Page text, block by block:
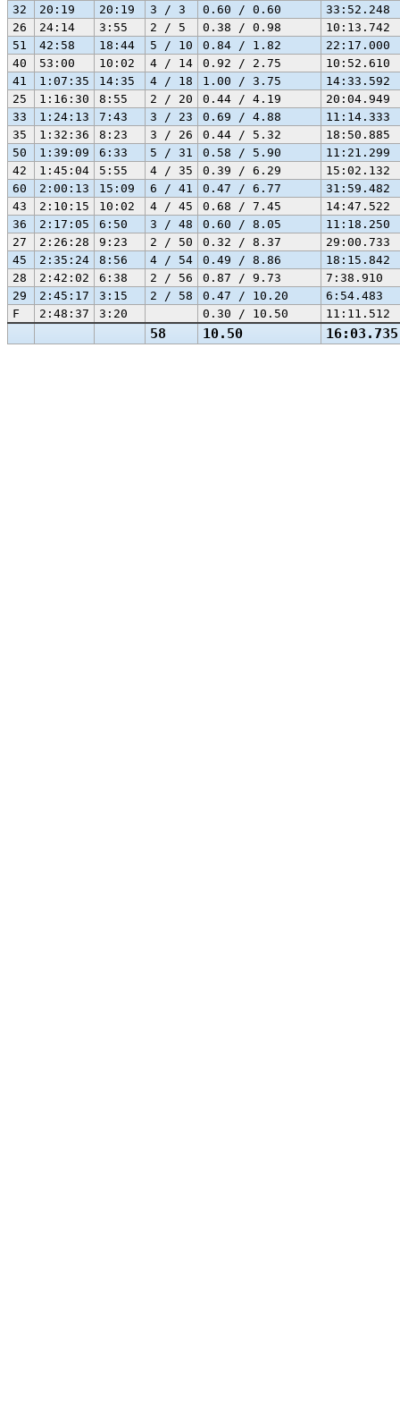
58 10.50 16:03.735
32
20:19 20:19 3 / 3 0.60 / 0.60
33:52.248
26
24:14 3:55 2 / 5 0.38 / 0.98
10:13.742
51
42:58 18:44 5 / 10 0.84 / 1.82
22:17.000
40
53:00 10:02 4 / 14 0.92 / 2.75
10:52.610
41
1:07:35 14:35 4 / 18 1.00 / 3.75
14:33.592
25
1:16:30 8:55 2 / 20 0.44 / 4.19
20:04.949
33
1:24:13 7:43 3 / 23 0.69 / 4.88
11:14.333
35
1:32:36 8:23 3 / 26 0.44 / 5.32
18:50.885
50
1:39:09 6:33 5 / 31 0.58 / 5.90
11:21.299
42
1:45:04 5:55 4 / 35 0.39 / 6.29
15:02.132
60
2:00:13 15:09 6 / 41 0.47 / 6.77
31:59.482
43
2:10:15 10:02 4 / 45 0.68 / 7.45
14:47.522
36
2:17:05 6:50 3 / 48 0.60 / 8.05
11:18.250
27
2:26:28 9:23 2 / 50 0.32 / 8.37
29:00.733
45
2:35:24 8:56 4 / 54 0.49 / 8.86
18:15.842
28
2:42:02 6:38 2 / 56 0.87 / 9.73
7:38.910
29
2:45:17 3:15 2 / 58 0.47 / 10.20
6:54.483
F
2:48:37 3:20 0.30 / 10.50 11:11.512